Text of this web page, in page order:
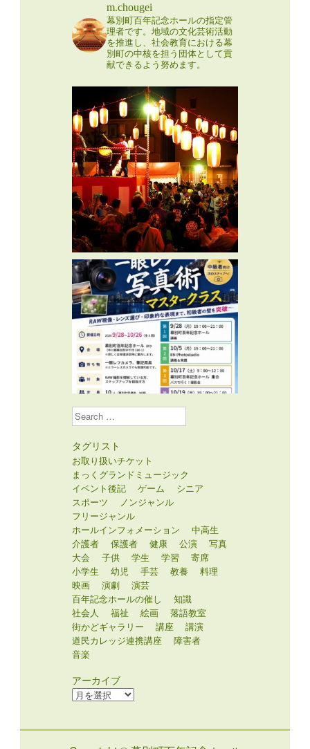
m.chougei
幕別町百年記念ホールの指定管
理者です。地域の文化芸術活動
を推進し、社会教育における幕
別町の中核を担う団体として貢
献できるよう努めます。
Search
タグリスト
お取り扱いチケット
まっくグランドミュージック
イベント後記
ゲーム
シニア
スポーツ
ノンジャンル
フリージャンル
ホールインフォメーション
中高生
介護者
保護者 健康 公演
写真
大会
子供 学生 学習
寄席
小学生
幼児 手芸 教養
料理
映画
演劇
演芸
百年記念ホールの催し
知識
社会人
福祉 絵画
落語教室
街かどギャラリー
講座
講演
道民カレッジ連携講座
障害者
音楽
アーカイブ
ア